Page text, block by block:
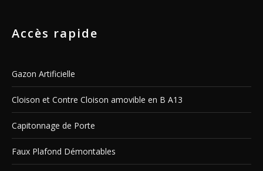
Accès rapide
Gazon Artificielle
Cloison et Contre Cloison amovible en B A13
Capitonnage de Porte
Faux Plafond Démontables